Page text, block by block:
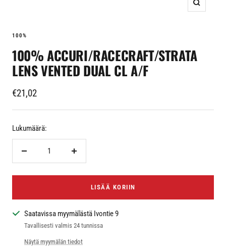
Suurenna
100%
100% ACCURI/RACECRAFT/STRATA
LENS VENTED DUAL CL A/F
Alennushinta
€21,02
Lukumäärä:
Lisää
LISÄÄ KORIIN
Saatavissa myymälästä Ivontie 9
Tavallisesti valmis 24 tunnissa
Näytä myymälän tiedot